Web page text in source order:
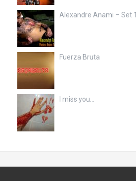
Alexandre Anami – Set 1
Fuerza Bruta
I miss you…